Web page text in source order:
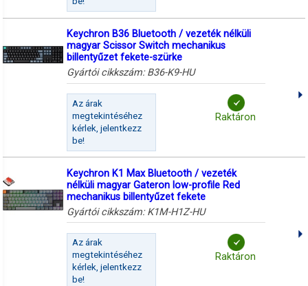
Keychron B36 Bluetooth / vezeték nélküli
magyar Scissor Switch mechanikus
billentyűzet fekete-szürke
Gyártói cikkszám: B36-K9-HU
Az árak
megtekintéséhez
kérlek, jelentkezz
be!
Raktáron
Keychron K1 Max Bluetooth / vezeték
nélküli magyar Gateron low-profile Red
mechanikus billentyűzet fekete
Gyártói cikkszám: K1M-H1Z-HU
Az árak
megtekintéséhez
kérlek, jelentkezz
be!
Raktáron